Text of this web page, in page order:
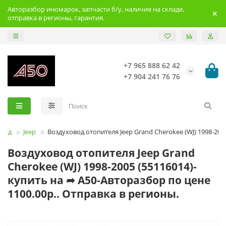
Авторазбор иномарок, запчасти б/у, наличие на складе,
отправка в регионы, гарантия.
+7 965 888 62 42
+7 904 241 76 76
Jeep Воздуховод отопителя Jeep Grand Cherokee (WJ) 1998-
Воздуховод отопителя Jeep Grand
Cherokee (WJ) 1998-2005 (55116014)-
купить на ➦ А50-Авторазбор по цене
1100.00р.. Отправка в регионы.